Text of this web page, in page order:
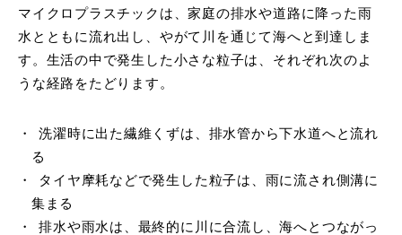
マイクロプラスチックは、家庭の排水や道路に降った雨
水とともに流れ出し、やがて川を通じて海へと到達しま
す。生活の中で発生した小さな粒子は、それぞれ次のよ
うな経路をたどります。
洗濯時に出た繊維くずは、排水管から下水道へと流れ
る
タイヤ摩耗などで発生した粒子は、雨に流され側溝に
集まる
排水や雨水は、最終的に川に合流し、海へとつながっ